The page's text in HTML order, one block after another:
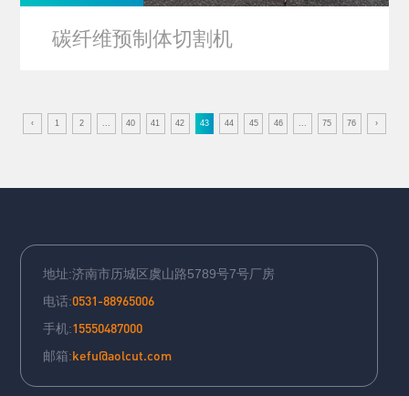
碳纤维预制体切割机
‹ 1 2 ... 40 41 42 43 44 45 46 ... 75 76 ›
地址:济南市历城区虞山路5789号7号厂房
电话:0531-88965006
手机:15550487000
邮箱:kefu@aolcut.com